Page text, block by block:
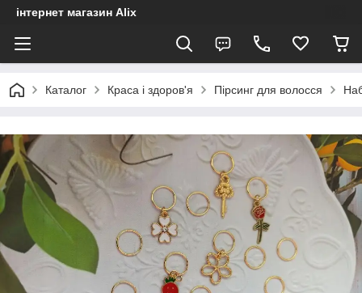
інтернет магазин Alix
Каталог Краса і здоров'я Пірсинг для волосся